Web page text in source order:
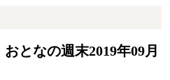
となの週末2019年09月